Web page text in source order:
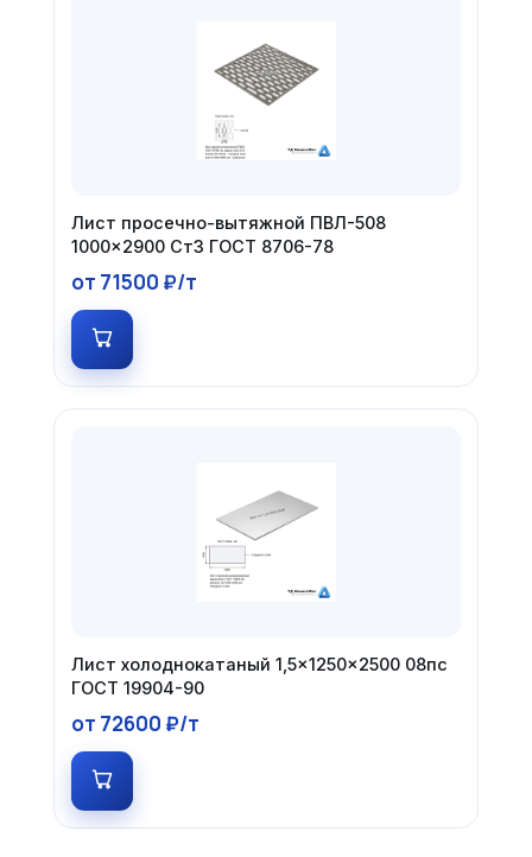
Лист просечно-вытяжной ПВЛ-508
1000×2900 Ст3 ГОСТ 8706-78
от 71500 ₽/т
Лист холоднокатаный 1,5×1250×2500 08пс
ГОСТ 19904-90
от 72600 ₽/т